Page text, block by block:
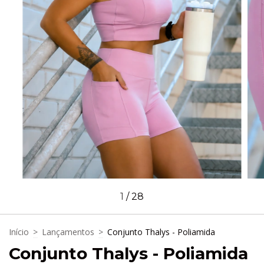
1 /28
Início > Lançamentos > Conjunto Thalys - Poliamida
Conjunto Thalys - Poliamida